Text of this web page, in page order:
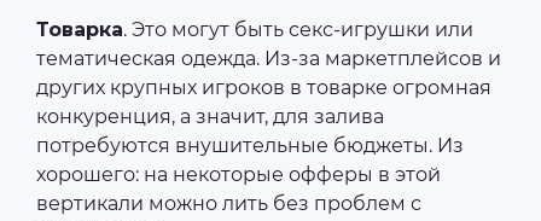
Товарка. Это могут быть секс-игрушки или
тематическая одежда. Из-за маркетплейсов и
других крупных игроков в товарке огромная
конкуренция, а значит, для залива
потребуются внушительные бюджеты. Из
хорошего: на некоторые офферы в этой
вертикали можно лить без проблем с